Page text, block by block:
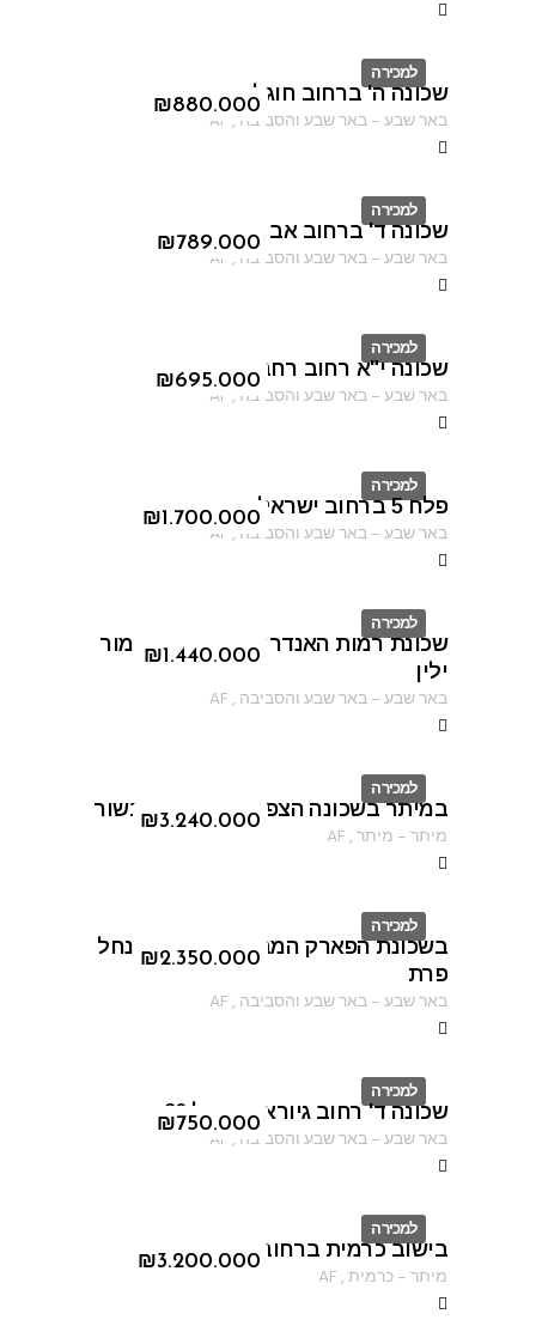
למכירה
ID
₪880.000
שכונה ה' ברחוב חוגלה
באר שבע–באר שבע והסביבה ,
AF
למכירה
ID
₪789.000
שכונה ד' ברחוב אברהם אבינו
באר שבע–באר שבע והסביבה ,
AF
למכירה
ID
₪695.000
שכונה י"א רחוב רחבת הרב קוק
באר שבע–באר שבע והסביבה ,
AF
למכירה
ID
₪1.700.000
פלח 5 ברחוב ישראל שוחט
באר שבע–באר שבע והסביבה ,
AF
למכירה
ID
₪1.440.000
שכונת רמות האנדרטה ברחוב נתן מור
ילין
באר שבע–באר שבע והסביבה ,
AF
למכירה
ID
₪3.240.000
במיתר בשכונה הצפונית ברחוב הבשור
מיתר– מיתר,
AF
למכירה
ID
₪2.350.000
בשכונת הפארק המבוקשת ברחוב נחל
פרת
באר שבע–באר שבע והסביבה ,
AF
למכירה
ID
₪750.000
שכונה ד' רחוב גיורא יוספטל 26
באר שבע–באר שבע והסביבה ,
AF
למכירה
ID
₪3.200.000
בישוב כרמית ברחוב הקורא
מיתר–כרמית,
AF